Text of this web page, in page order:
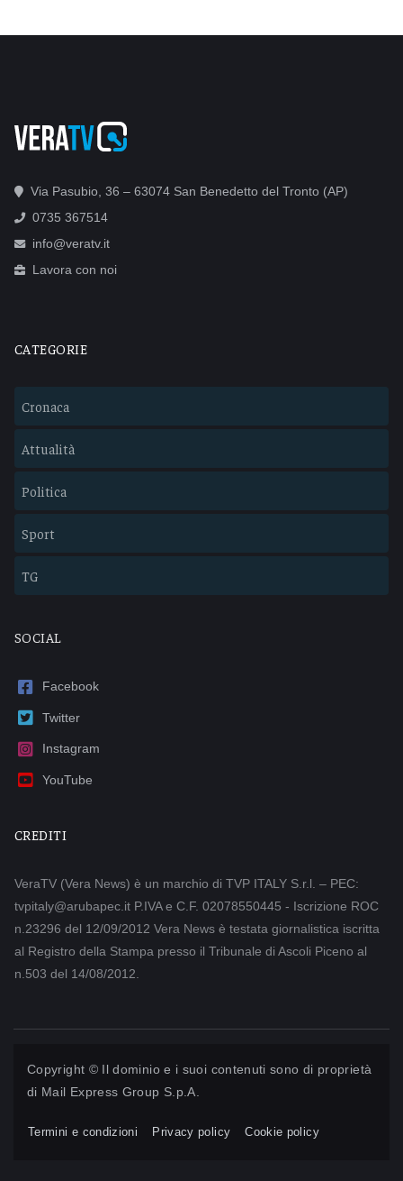
Via Pasubio, 36 – 63074 San Benedetto del Tronto (AP)
0735 367514
info@veratv.it
Lavora con noi
CATEGORIE
Cronaca
Attualità
Politica
Sport
TG
SOCIAL
Facebook
Twitter
Instagram
YouTube
CREDITI
VeraTV (Vera News) è un marchio di TVP ITALY S.r.l. – PEC:
tvpitaly@arubapec.it P.IVA e C.F. 02078550445 - Iscrizione ROC
n.23296 del 12/09/2012 Vera News è testata giornalistica iscritta
al Registro della Stampa presso il Tribunale di Ascoli Piceno al
n.503 del 14/08/2012.
Copyright © Il dominio e i suoi contenuti sono di proprietà
di Mail Express Group S.p.A.
Termini e condizioni Privacy policy Cookie policy